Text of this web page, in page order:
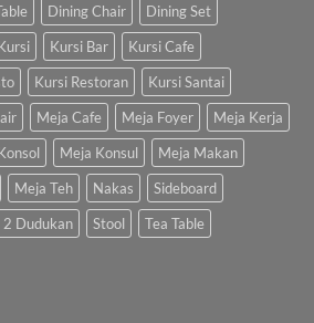
Dining Chair
Dining Set
Kursi Bar
Kursi Cafe
Kursi Restoran
Kursi Santai
Meja Cafe Meja Foyer
Meja Kerja
Meja Konsul
Meja Makan
Meja Teh Nakas
Sideboard
2 Dudukan Stool
Tea Table